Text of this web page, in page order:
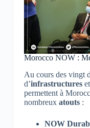
Morocco NOW :
Au cours des vingt
d’infrastructureset
permettent à
nombreux atouts:
NOW